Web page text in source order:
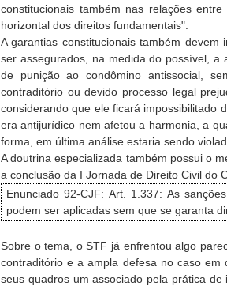
constitucionais também nas relações
horizontal dos direitos fundamentais".
A garantias constitucionais também
ser assegurados, na medida do possível, a
de punição ao condômino antissocial,
contraditório ou devido processo legal
considerando que ele ficará impossibilitado
era antijurídico nem afetou a harmonia, a
forma, em última análise estaria sendo
A doutrina especializada também possui o
a conclusão da I Jornada de Direito Civil do
Enunciado 92-CJF: Art. 1.337: As
podem ser aplicadas sem que se garanta
Sobre o tema, o STF já enfrentou algo
contraditório e a ampla defesa no caso
seus quadros um associado pela prática